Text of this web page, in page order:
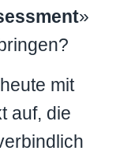
»
mit
auf, die